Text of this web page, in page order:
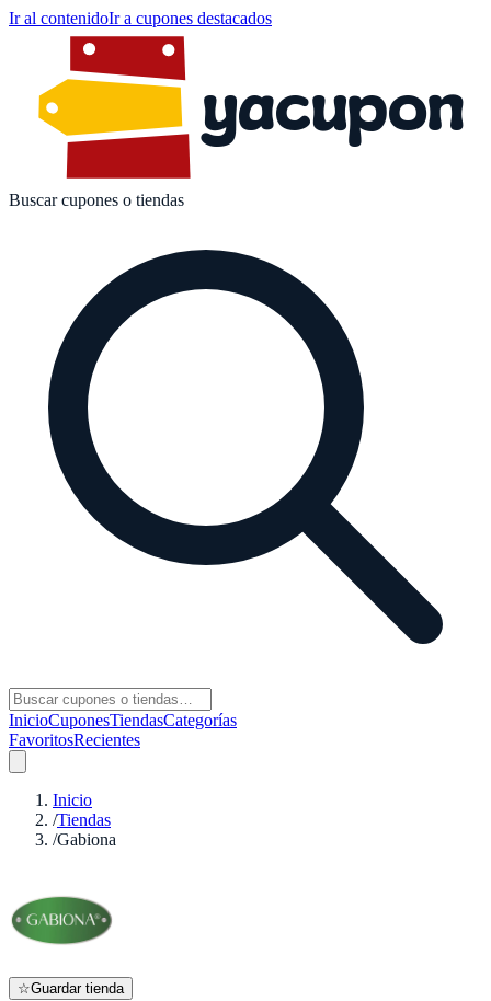
Ir al contenidoIr a cupones destacados
yacupon
Buscar cupones o tiendas
InicioCuponesTiendasCategorías
FavoritosRecientes
Inicio
/Tiendas
/Gabiona
☆Guardar tienda